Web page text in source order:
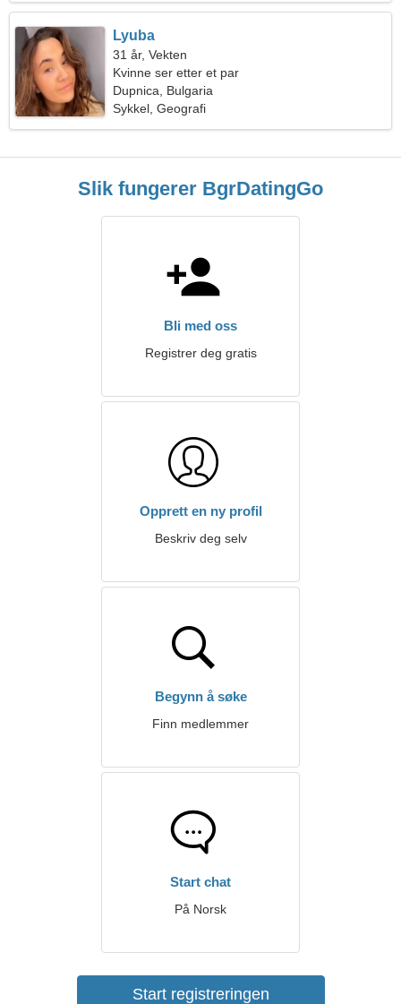
Lyuba
31 år, Vekten
Kvinne ser etter et par
Dupnica, Bulgaria
Sykkel, Geografi
Slik fungerer BgrDatingGo
Bli med oss
Registrer deg gratis
Opprett en ny profil
Beskriv deg selv
Begynn å søke
Finn medlemmer
Start chat
På Norsk
Start registreringen